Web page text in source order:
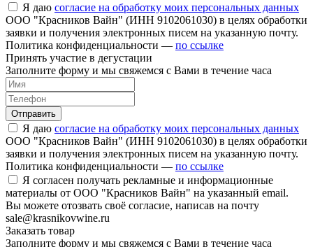
Я даю согласие на обработку моих персональных данных
ООО "Красников Вайн" (ИНН 9102061030) в целях обработки
заявки и получения электронных писем на указанную почту.
Политика конфиденциальности — по ссылке
Принять участие в дегустации
Заполните форму и мы свяжемся с Вами в течение часа
Отправить
Я даю согласие на обработку моих персональных данных
ООО "Красников Вайн" (ИНН 9102061030) в целях обработки
заявки и получения электронных писем на указанную почту.
Политика конфиденциальности — по ссылке
Я согласен получать рекламные и информационные
материалы от ООО "Красников Вайн" на указанный email.
Вы можете отозвать своё согласие, написав на почту
sale@krasnikovwine.ru
Заказать товар
Заполните форму и мы свяжемся с Вами в течение часа